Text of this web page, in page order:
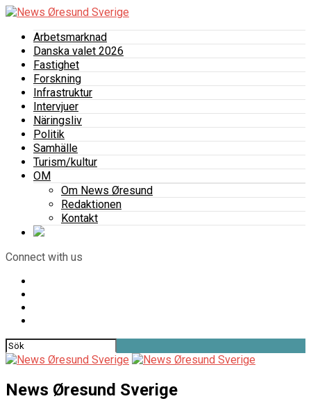
Arbetsmarknad
Danska valet 2026
Fastighet
Forskning
Infrastruktur
Intervjuer
Näringsliv
Politik
Samhälle
Turism/kultur
OM
Om News Øresund
Redaktionen
Kontakt
Connect with us
News Øresund Sverige